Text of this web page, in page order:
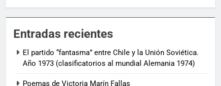
Entradas recientes
El partido “fantasma” entre Chile y la Unión Soviética.
Año 1973 (clasificatorios al mundial Alemania 1974)
Poemas de Victoria Marín Fallas